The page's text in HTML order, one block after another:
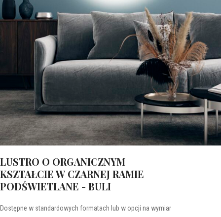
LUSTRO O ORGANICZNYM
KSZTAŁCIE W CZARNEJ RAMIE
PODŚWIETLANE - BULI
Dostępne w standardowych formatach lub w opcji na wymiar